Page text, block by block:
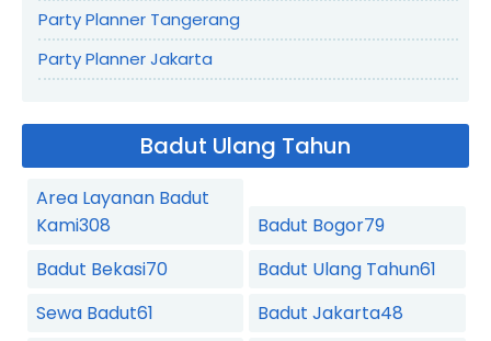
Party Planner Tangerang
Party Planner Jakarta
Badut Ulang Tahun
Area Layanan Badut
Kami308 Badut Bogor79
Badut Bekasi70 Badut Ulang Tahun61
Sewa Badut61 Badut Jakarta48